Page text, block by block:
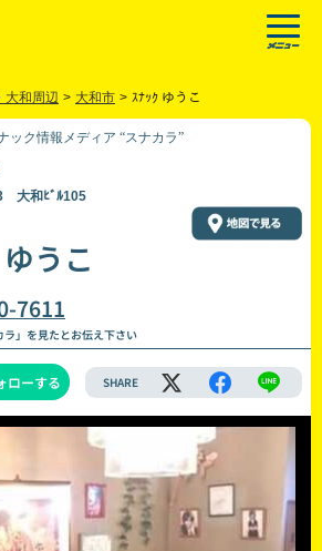
大和周辺 > 大和市 > ｽﾅｯｸ ゆうこ
ック情報メディア “スナカラ”
大和ﾋﾞﾙ105
うこ
7611
」を見たとお伝え下さい
ローする SHARE